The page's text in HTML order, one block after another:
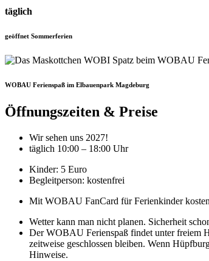
täglich
geöffnet Sommerferien
WOBAU Ferienspaß im Elbauenpark Magdeburg
Öffnungszeiten & Preise
Wir sehen uns 2027!
täglich 10:00 – 18:00 Uhr
Kinder: 5 Euro
Begleitperson: kostenfrei
Mit WOBAU FanCard für Ferienkinder
Wetter kann man nicht planen. Sicherheit
Der WOBAU Ferienspaß findet unter freiem
zeitweise geschlossen bleiben. Wenn
Hinweise.